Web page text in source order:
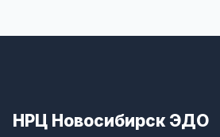
НРЦ Новосибирск ЭДО